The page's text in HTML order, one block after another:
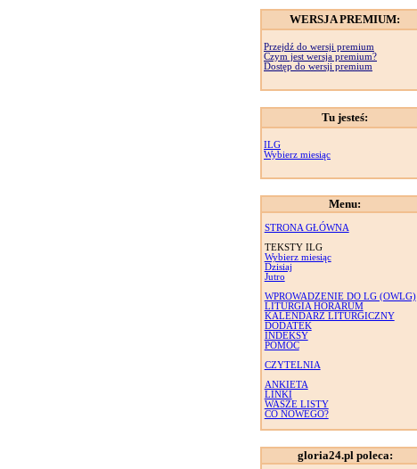
WERSJA PREMIUM:
Przejdź do wersji premium
Czym jest wersja premium?
Dostęp do wersji premium
Tu jesteś:
ILG
Wybierz miesiąc
Menu:
STRONA GŁÓWNA
TEKSTY ILG
Wybierz miesiąc
Dzisiaj
Jutro
WPROWADZENIE DO LG (OWLG)
LITURGIA HORARUM
KALENDARZ LITURGICZNY
DODATEK
INDEKSY
POMOC
CZYTELNIA
ANKIETA
LINKI
WASZE LISTY
CO NOWEGO?
gloria24.pl poleca: